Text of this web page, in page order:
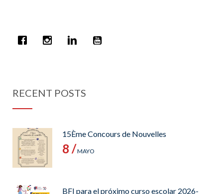
RECENT POSTS
15Ème Concours de Nouvelles
8 /MAYO
BFI para el próximo curso escolar 2026-